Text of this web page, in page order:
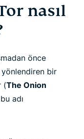
nasıl
önce
bir
(The Onion
adı